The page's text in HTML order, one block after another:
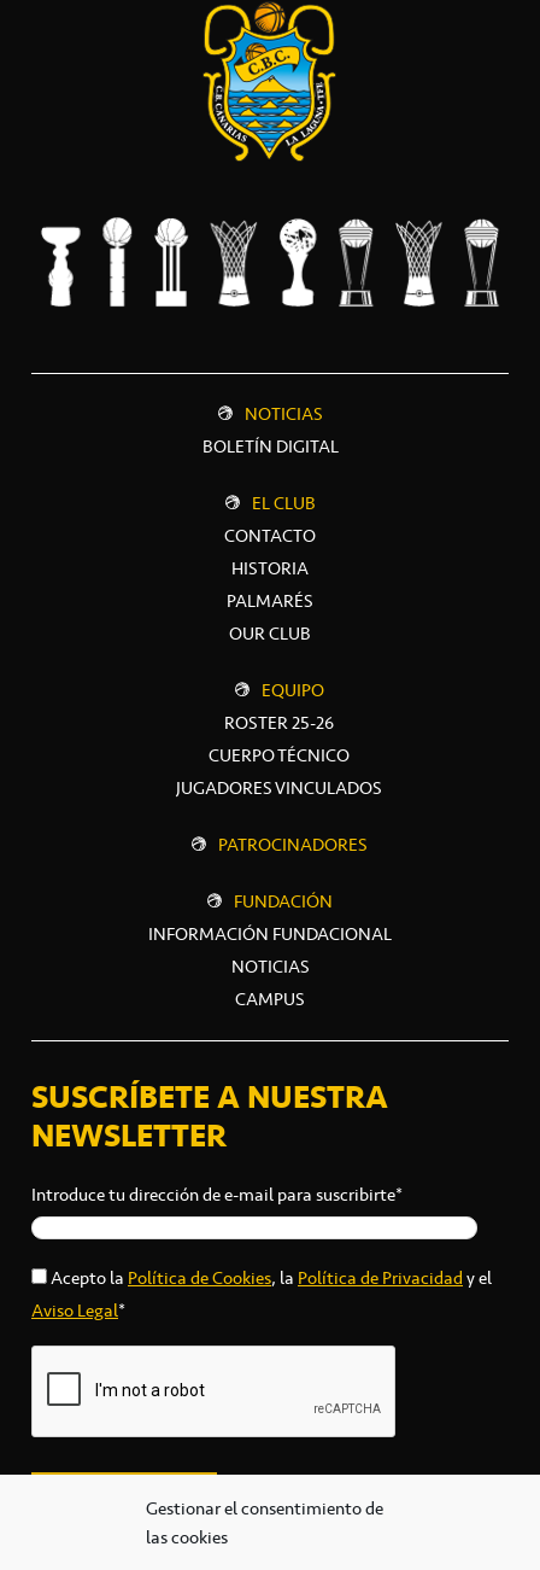
Gestionar el consentimiento de
las cookies
NOTICIAS
BOLETÍN DIGITAL
EL CLUB
CONTACTO
HISTORIA
PALMARÉS
OUR CLUB
EQUIPO
ROSTER 25-26
CUERPO TÉCNICO
JUGADORES VINCULADOS
PATROCINADORES
FUNDACIÓN
INFORMACIÓN FUNDACIONAL
NOTICIAS
CAMPUS
SUSCRÍBETE A NUESTRA
NEWSLETTER
Introduce tu dirección de e-mail para suscribirte*
Acepto laPolítica de Cookies, laPolítica de Privacidady el
Aviso Legal*